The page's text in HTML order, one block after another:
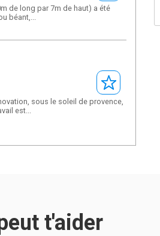
de long par 7m de haut) a été
béant,...
sous le soleil de provence,
est...
t'aider